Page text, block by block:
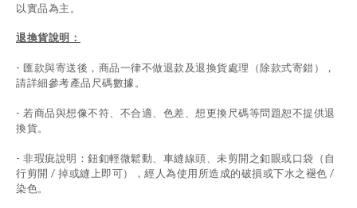
以實品為主。
退換貨說明：
- 匯款與寄送後，商品一律不做退款及退換貨處理（除款式寄錯），
請詳細參考產品尺碼數據 。
- 若商品與想像不符、不合適、色差、想更換尺碼等問題恕不提供退
換貨。
- 非瑕疵說明：鈕釦輕微鬆動、車縫線頭、未剪開之釦眼或口袋（自
行剪開 / 掉或縫上即可），經人為使用所造成的破損或下水之褪色 /
染色。